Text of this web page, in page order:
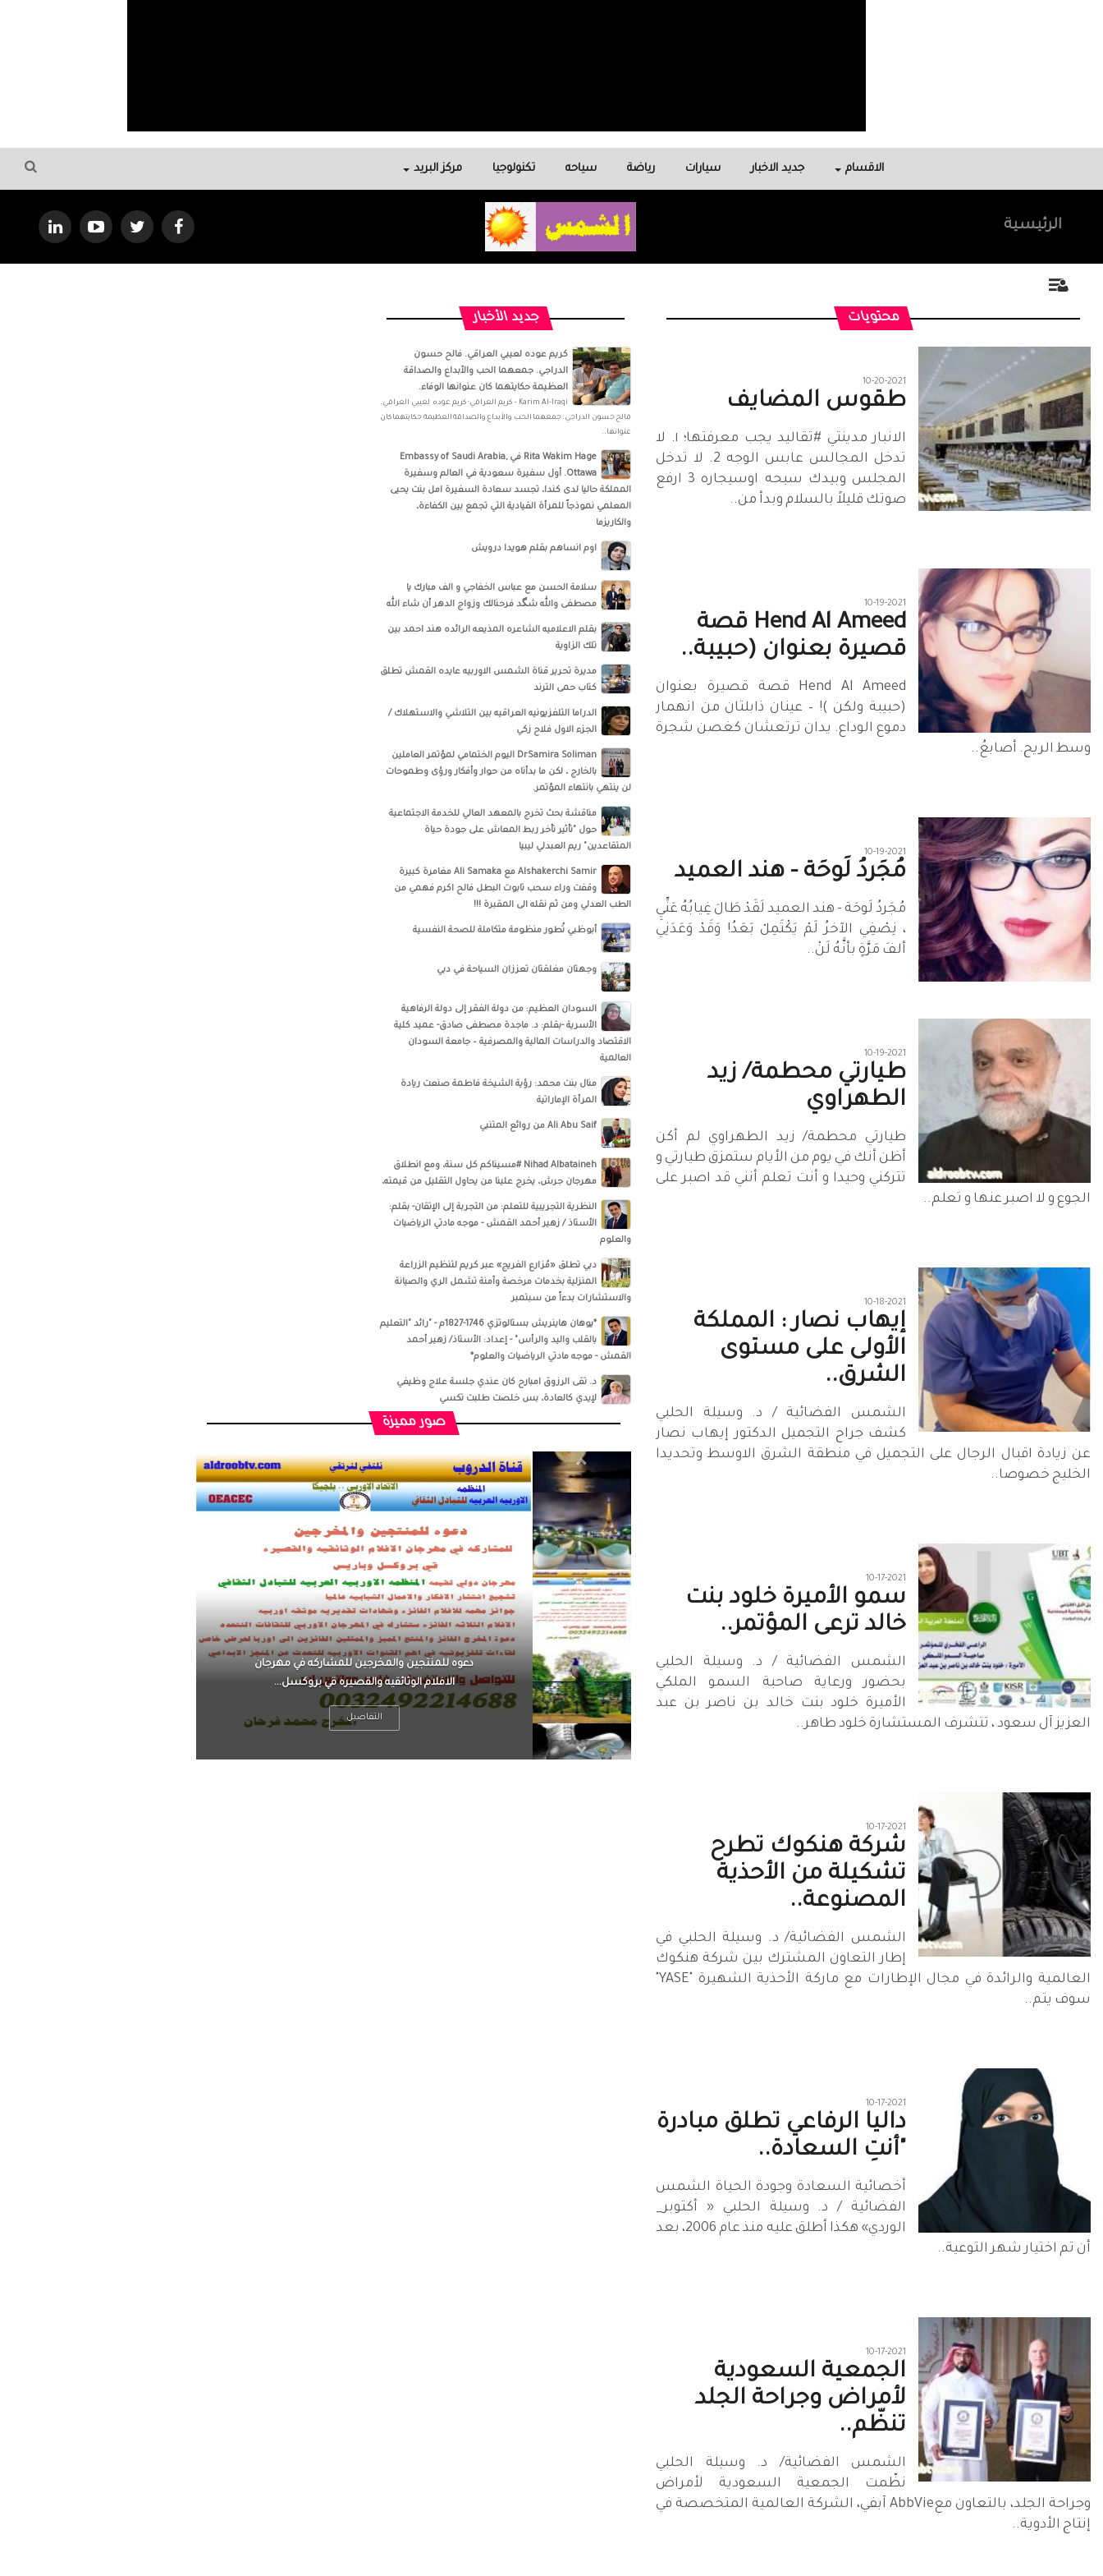
الاقسام جديد الاخبار سيارات رياضة سياحه تكنولوجيا مركز البريد
الرئيسية
محتويات
10-20-2021
طقوس المضايف
الانبار مدينتي #تقاليد يجب معرفتها؛ ١. لا
تدخل المجالس عابس الوجه 2. لا تدخل
المجلس وبيدك سبحه اوسيجاره 3 ارفع
صوتك قليلاً بالسلام وبدأ من..
10-19-2021
Hend Al Ameed قصة
قصيرة بعنوان (حبيبة..
Hend Al Ameed قصة قصيرة بعنوان
(حبيبة ولكن )! – عينان ذابلتان من انهمار
دموع الوداع. يدان ترتعشان كغصن شجرة
وسط الريح. أصابعُ..
10-19-2021
مُجَردُ لَوحَة - هند العميد
مُجَردُ لَوحَة - هند العميد لَقَدْ طَالَ غِيابُهُ عَنِّيِ
، نِصْفِي الآخرُ لَمْ يَكْتَمِلْ بَعَدُ! وَقَدْ وَعَدَنِي
ألفَ مَرَّةٍ بأنَّهُ لَنْ..
10-19-2021
طيارتي محطمة/ زيد
الطهراوي
طيارتي محطمة/ زيد الطهراوي لم أكن
أظن أنك في يوم من الأيام ستمزق طيارتي و
تتركني وحيدا و أنت تعلم أنني قد اصبر على
الجوع و لا اصبر عنها و تعلم..
10-18-2021
إيهاب نصار : المملكة
الأولى على مستوى
الشرق..
الشمس الفضائية / د. وسيلة الحلبي
كشف جراح التجميل الدكتور إيهاب نصار
عن زيادة اقبال الرجال على التجميل في منطقة الشرق الاوسط وتحديدا
الخليج خصوصا..
10-17-2021
سمو الأميرة خلود بنت
خالد ترعى المؤتمر..
الشمس الفضائية / د. وسيلة الحلبي
بحضور ورعاية صاحبة السمو الملكي
الأميرة خلود بنت خالد بن ناصر بن عبد
العزيز آل سعود ، تتشرف المستشارة خلود طاهر..
10-17-2021
شركة هنكوك تطرح
تشكيلة من الأحذية
المصنوعة..
الشمس الفضائية/ د. وسيلة الحلبي في
إطار التعاون المشترك بين شركة هنكوك
العالمية والرائدة في مجال الإطارات مع ماركة الأحذية الشهيرة "YASE"
سوف يتم..
10-17-2021
داليا الرفاعي تطلق مبادرة
"أنتِ السعادة..
أخصائية السعادة وجودة الحياة الشمس
الفضائية / د. وسيلة الحلبي « أكتوبر_
الوردي» هكذا أطلق عليه منذ عام 2006، بعد
أن تم اختيار شهر التوعية..
10-17-2021
الجمعية السعودية
لأمراض وجراحة الجلد
تنظّم..
الشمس الفضائية/ د. وسيلة الحلبي
نظّمت الجمعية السعودية لأمراض
وجراحة الجلد، بالتعاون معAbbVie آبفي، الشركة العالمية المتخصصة في
إنتاج الأدوية..
جديد الأخبار
كريم عوده لعيبي العراقي. فالح حسون
الدراجي. جمعهما الحب والأبداع والصداقة
العظيمة حكايتهما كان عنوانها الوفاء.
Karim Al-Iraqi - كريم العراقي· كريم عوده لعيبي العراقي.
فالح حسون الدراجي. جمعهما الحب والأبداع والصداقة العظيمة حكايتهما كان
عنوانها..
‏‎Rita Wakim Hage‎‏ في ‏‎Embassy of Saudi Arabia,
Ottawa‎‏. أول سفيرة سعودية في العالم وسفيرة
المملكة حاليا لدى كندا، تجسد سعادة السفيرة امل بنت يحيى
المعلمي نموذجاً للمرأة القيادية التي تجمع بين الكفاءة،
والكاريزما
اوم انساهم بقلم هويدا درويش
سلامة الحسن‏ مع ‏عباس الخفاجي‏ و‏ الف مبارك يا
مصطفى والله شگد فرحنالك وزواج الدهر أن شاء الله
بقلم الاعلاميه الشاعره المذيعه الرائده هند احمد بين
تلك الزاوية
مديرة تحرير قناة الشمس الاوربيه عايده القمش تطلق
كتاب حمى الترند
الدراما التلفزيونيه العراقيه بين التلاشي والاستهلاك /
الجزء الاول فلاح زكي
DrSamira Soliman اليوم الختمامي لمؤتمر العاملين
بالخارج ، لكن ما بدأناه من حوار وأفكار ورؤى وطموحات
لن ينتهي بانتهاء المؤتمر.
مناقشة بحث تخرج بالمعهد العالي للخدمة الاجتماعية
حول "تأثير تأخر ربط المعاش على جودة حياة
المتقاعدين" ريم العبدلي ليبيا
‏‎Alshakerchi Samir‎‏ مع ‏‎Ali Samaka‎‏ مغامرة كبيرة
وقفت وراء سحب تابوت البطل فالح اكرم فهمي من
الطب العدلي ومن ثم نقله الى المقبرة !!!
أبوظبي تُطور منظومة متكاملة للصحة النفسية
وجهتان مغلقتان تعززان السياحة في دبي
السودان العظيم: من دولة الفقر إلى دولة الرفاهية
الأسرية -بقلم: د. ماجدة مصطفى صادق- عميد كلية
الاقتصاد والدراسات المالية والمصرفية – جامعة السودان
العالمية
منال بنت محمد: رؤية الشيخة فاطمة صنعت ريادة
المرأة الإماراتية
Ali Abu Saif من روائع المتنبي
Nihad Albataineh #مسيناكم كل سنة، ومع انطلاق
مهرجان جرش، يخرج علينا من يحاول التقليل من قيمته،
النظرية التجريبية للتعلم: من التجربة إلى الإتقان- بقلم:
الأستاذ / زهير أحمد القمش - موجه مادتي الرياضيات
والعلوم
دبي تطلق «مُزارع الفريج» عبر كريم لتنظيم الزراعة
المنزلية بخدمات مرخصة وآمنة تشمل الري والصيانة
والاستشارات بدءاً من سبتمبر
*يوهان هاينريش بستالوتزي 1746-1827م - "رائد "التعليم
بالقلب واليد والرأس" - إعداد: الأستاذ/ زهير أحمد
القمش - موجه مادتي الرياضيات والعلوم*
د. تقى الرزوق امبارح كان عندي جلسة علاج وظيفي
لإيدي كالعادة، بس خلصت طلبت تكسي
صور مميزة
الرجل العظيم يكون مطمئناً ، يتحرر من القلق ،
بينما الرجل ضيق الأفق فعادة ما يكون متوتراً
التفاصيل